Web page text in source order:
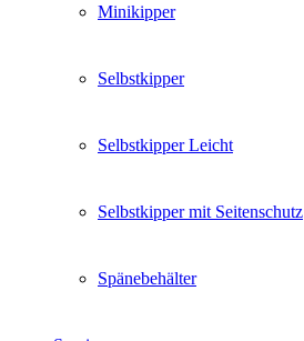
Minikipper
Selbstkipper
Selbstkipper Leicht
Selbstkipper mit Seitenschutz
Spänebehälter